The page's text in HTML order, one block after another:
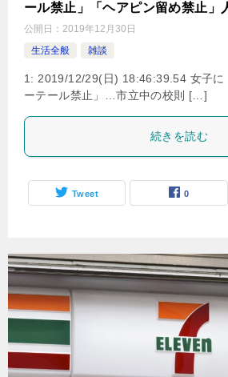
ール禁止」「ヘアピン留め禁止」
公開日： 2019年12月30日
生活全般
雑談
1: 2019/12/29(日) 18:46:39.54 女子に
ーテール禁止」…市立中の校則 […]
続きを読む
Tweet 0